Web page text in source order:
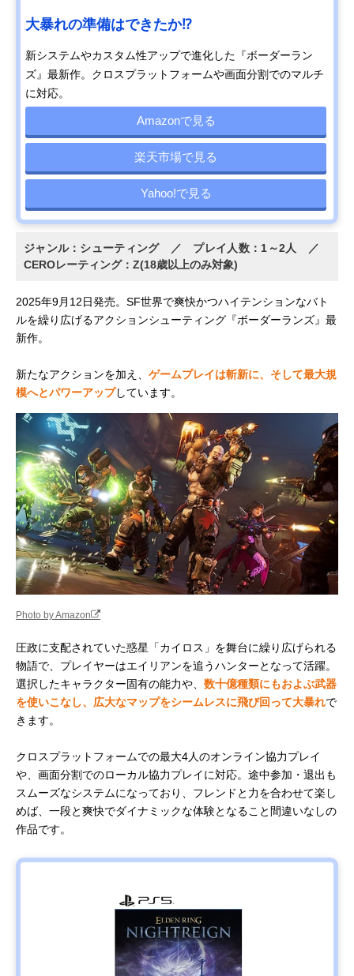
大暴れの準備はできたか⁉
新システムやカスタム性アップで進化した『ボーダーラン
ズ』最新作。クロスプラットフォームや画面分割でのマルチ
に対応。
Amazonで見る
楽天市場で見る
Yahoo!で見る
ジャンル：シューティング ／ プレイ人数：1～2人 ／
CEROレーティング：Z(18歳以上のみ対象)
2025年9月12日発売。SF世界で爽快かつハイテンションなバト
ルを繰り広げるアクションシューティング『ボーダーランズ』最
新作。
新たなアクションを加え、 ゲームプレイは斬新に、そして最大規
模へとパワーアップしています。
Photo by Amazon
圧政に支配されていた惑星「カイロス」を舞台に繰り広げられる
物語で、プレイヤーはエイリアンを追うハンターとなって活躍。
選択したキャラクター固有の能力や、 数十億種類にもおよぶ武器
を使いこなし、広大なマップをシームレスに飛び回って大暴れで
きます。
クロスプラットフォームでの最大4人のオンライン協力プレイ
や、画面分割でのローカル協力プレイに対応。途中参加・退出も
スムーズなシステムになっており、フレンドと力を合わせて楽し
めば、一段と爽快でダイナミックな体験となること間違いなしの
作品です。